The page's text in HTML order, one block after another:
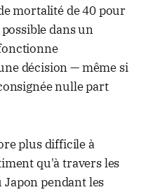
mortalité de 40 pour
dans un
décision — même si
nulle part
plus difficile à
qu'à travers les
pendant les